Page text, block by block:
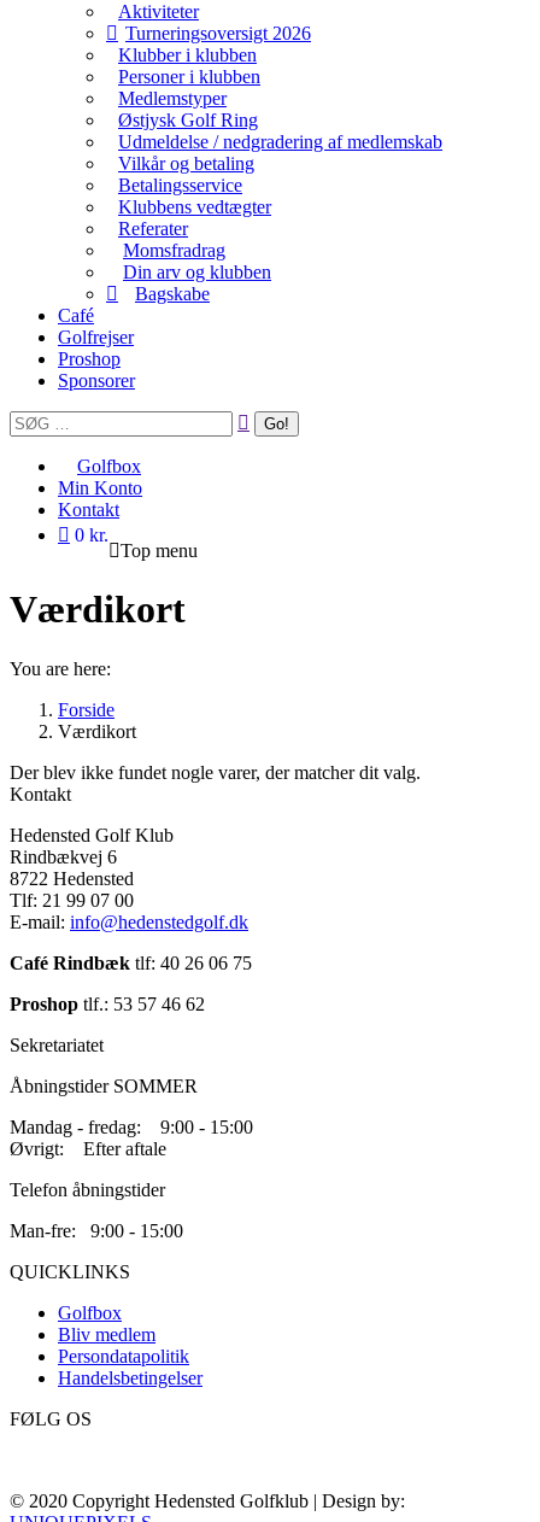
Aktiviteter
Turneringsoversigt 2026
Klubber i klubben
Personer i klubben
Medlemstyper
Østjysk Golf Ring
Udmeldelse / nedgradering af medlemskab
Vilkår og betaling
Betalingsservice
Klubbens vedtægter
Referater
Momsfradrag
Din arv og klubben
Bagskabe
Café
Golfrejser
Proshop
Sponsorer
Search:
Golfbox
Min Konto
Kontakt
0 kr.
Top menu
Værdikort
You are here:
Forside
Værdikort
Der blev ikke fundet nogle varer, der matcher dit valg.
Kontakt
Hedensted Golf Klub
Rindbækvej 6
8722 Hedensted
Tlf: 21 99 07 00
E-mail: info@hedenstedgolf.dk
Café Rindbæk tlf: 40 26 06 75
Proshop tlf.: 53 57 46 62
Sekretariatet
Åbningstider SOMMER
Mandag - fredag: 9:00 - 15:00
Øvrigt: Efter aftale
Telefon åbningstider
Man-fre: 9:00 - 15:00
QUICKLINKS
Golfbox
Bliv medlem
Persondatapolitik
Handelsbetingelser
FØLG OS
© 2020 Copyright Hedensted Golfklub | Design by: